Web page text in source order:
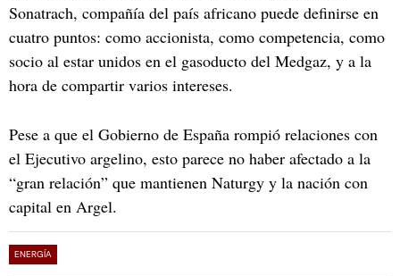
Sonatrach, compañía del país africano puede definirse en
cuatro puntos: como accionista, como competencia, como
socio al estar unidos en el gasoducto del Medgaz, y a la
hora de compartir varios intereses.
Pese a que el Gobierno de España rompió relaciones con
el Ejecutivo argelino, esto parece no haber afectado a la
“gran relación” que mantienen Naturgy y la nación con
capital en Argel.
ENERGÍA